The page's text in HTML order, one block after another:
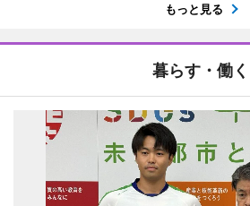
もっと見る
暮らす・働く